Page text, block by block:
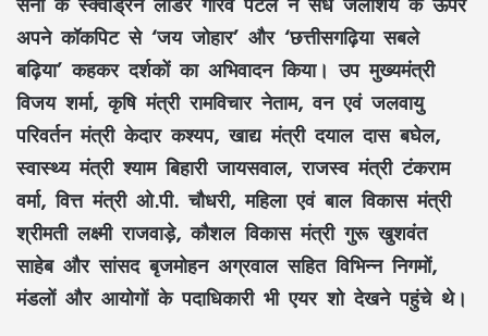
अपने कॉकपिट से ‘जय जोहार’ और ‘छत्तीसगढ़िया सबले
बढ़िया’ कहकर दर्शकों का अभिवादन किया। उप मुख्यमंत्री
विजय शर्मा, कृषि मंत्री रामविचार नेताम, वन एवं जलवायु
परिवर्तन मंत्री केदार कश्यप, खाद्य मंत्री दयाल दास बघेल,
स्वास्थ्य मंत्री श्याम बिहारी जायसवाल, राजस्व मंत्री टंकराम
वर्मा, वित्त मंत्री ओ.पी. चौधरी, महिला एवं बाल विकास मंत्री
श्रीमती लक्ष्मी राजवाड़े, कौशल विकास मंत्री गुरू खुशवंत
साहेब और सांसद बृजमोहन अग्रवाल सहित विभिन्न निगमों,
मंडलों और आयोगों के पदाधिकारी भी एयर शो देखने पहुंचे थे।